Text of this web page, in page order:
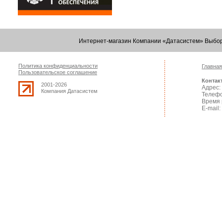
Интернет-магазин Компании «Датасистем»
Политика конфиденциальности
Пользовательское соглашение
2001-2026
Компания Датасистем
Главная
Адрес:
Время
E-